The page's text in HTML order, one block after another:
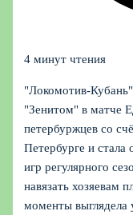
4 минут чтения
"Локомотив-
"Зенитом" в матче
петербуржцев со
Петербурге и стала
игр регулярного
навязать хозяевам
моменты выглядела